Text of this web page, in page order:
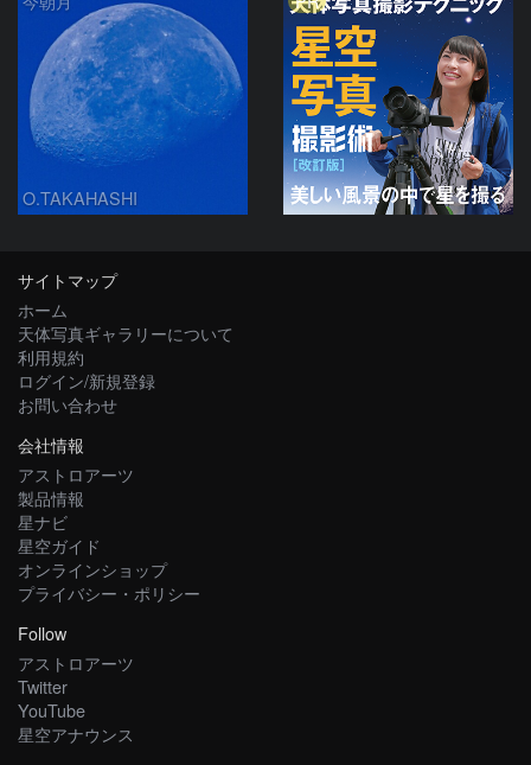
O.TAKAHASHI
サイトマップ
ホーム
天体写真ギャラリーについて
利用規約
ログイン/新規登録
お問い合わせ
会社情報
アストロアーツ
製品情報
星ナビ
星空ガイド
オンラインショップ
プライバシー・ポリシー
Follow
アストロアーツ
Twitter
YouTube
星空アナウンス